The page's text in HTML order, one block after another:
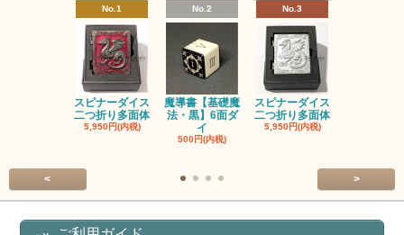
No.1
スピナーダイス
二つ折り多面体
5,950円(内税)
No.2
魔導書【基礎魔
法・黒】6面ダ
イ
500円(内税)
No.3
スピナーダイス
二つ折り多面体
5,950円(内税)
< >